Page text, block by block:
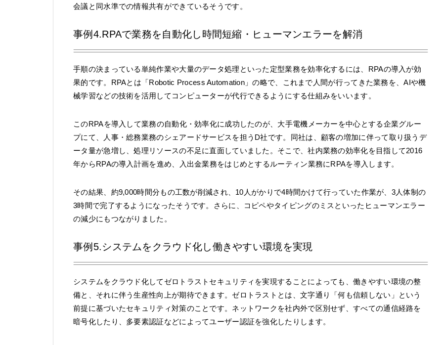
会議と同水準での情報共有ができているそうです。
事例4.RPAで業務を自動化し時間短縮・ヒューマンエラーを解消
手順の決まっている単純作業や大量のデータ処理といった定型業務を効率化するには、RPAの導入が効
果的です。RPAとは「Robotic Process Automation」の略で、これまで人間が行ってきた業務を、AIや機
械学習などの技術を活用してコンピューターが代行できるようにする仕組みをいいます。
このRPAを導入して業務の自動化・効率化に成功したのが、大手電機メーカーを中心とする企業グルー
プにて、人事・総務業務のシェアードサービスを担うD社です。同社は、顧客の増加に伴って取り扱うデ
ータ量が急増し、処理リソースの不足に直面していました。そこで、社内業務の効率化を目指して2016
年からRPAの導入計画を進め、入出金業務をはじめとするルーティン業務にRPAを導入します。
その結果、約9,000時間分もの工数が削減され、10人がかりで4時間かけて行っていた作業が、3人体制の
3時間で完了するようになったそうです。さらに、コピペやタイピングのミスといったヒューマンエラー
の減少にもつながりました。
事例5.システムをクラウド化し働きやすい環境を実現
システムをクラウド化してゼロトラストセキュリティを実現することによっても、働きやすい環境の整
備と、それに伴う生産性向上が期待できます。ゼロトラストとは、文字通り「何も信頼しない」という
前提に基づいたセキュリティ対策のことです。ネットワークを社内外で区別せず、すべての通信経路を
暗号化したり、多要素認証などによってユーザー認証を強化したりします。